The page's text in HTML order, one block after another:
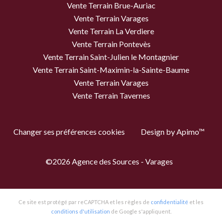
Vente Terrain Brue-Auriac
Vente Terrain Varages
Vente Terrain La Verdiere
Vente Terrain Pontevès
Vente Terrain Saint-Julien le Montagnier
Vente Terrain Saint-Maximin-la-Sainte-Baume
Vente Terrain Varages
Vente Terrain Tavernes
Changer ses préférences cookies Design byApimo™
©2026 Agence des Sources - Varages
Ce site est protégé par reCAPTCHA et les règles de confidentialité et les
conditions d'utilisation de Google s'appliquent.